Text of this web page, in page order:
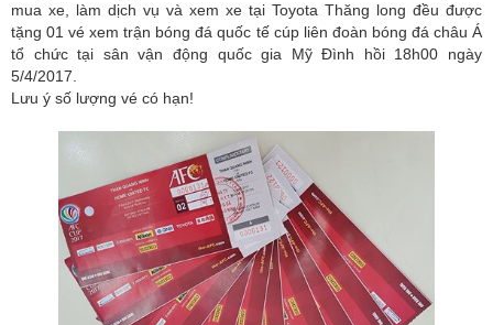
mua xe, làm dịch vụ và xem xe tại Toyota Thăng long đều được
tặng 01 vé xem trận bóng đá quốc tế cúp liên đoàn bóng đá châu Á
tổ chức tại sân vận động quốc gia Mỹ Đình hồi 18h00 ngày
5/4/2017.
Lưu ý số lượng vé có hạn!